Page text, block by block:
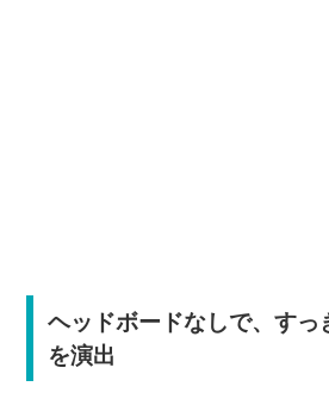
ヘッドボードなしで、すっ
を演出